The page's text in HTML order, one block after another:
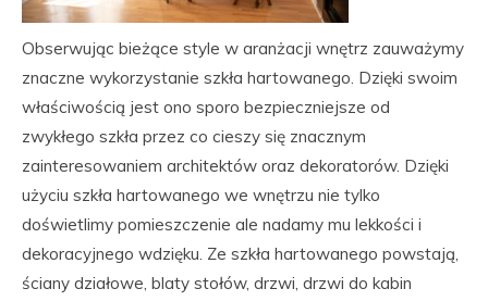
Obserwując bieżące style w aranżacji wnętrz zauważymy
znaczne wykorzystanie szkła hartowanego. Dzięki swoim
właściwością jest ono sporo bezpieczniejsze od
zwykłego szkła przez co cieszy się znacznym
zainteresowaniem architektów oraz dekoratorów. Dzięki
użyciu szkła hartowanego we wnętrzu nie tylko
doświetlimy pomieszczenie ale nadamy mu lekkości i
dekoracyjnego wdzięku. Ze szkła hartowanego powstają,
ściany działowe, blaty stołów, drzwi, drzwi do kabin